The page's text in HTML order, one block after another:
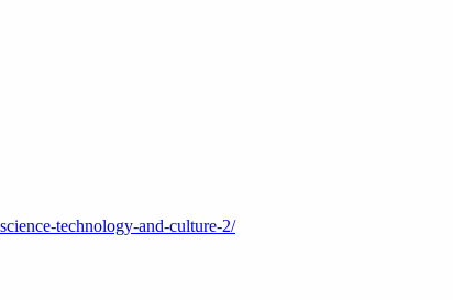
technology-and-culture-2/